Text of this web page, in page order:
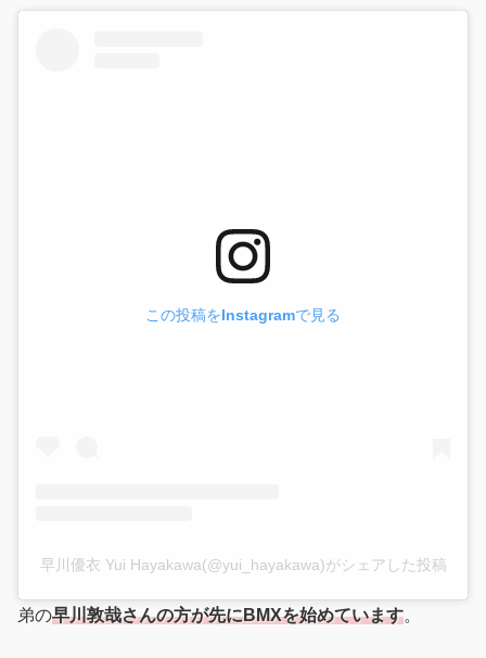
この投稿をInstagramで見る
早川優衣 Yui Hayakawa(@yui_hayakawa)がシェアした投稿
弟の早川敦哉さんの方が先にBMXを始めています。